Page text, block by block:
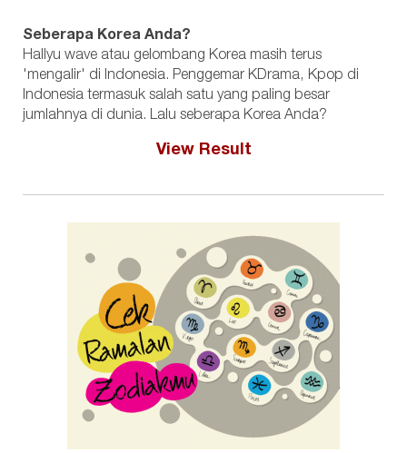
Seberapa Korea Anda?
Hallyu wave atau gelombang Korea masih terus
'mengalir' di Indonesia. Penggemar KDrama, Kpop di
Indonesia termasuk salah satu yang paling besar
jumlahnya di dunia. Lalu seberapa Korea Anda?
View Result